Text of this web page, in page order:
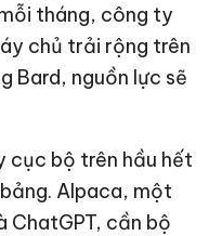
tháng, công ty
chủ trải rộng trên
Bard, nguồn lực sẽ
cục bộ trên hầu hết
Alpaca, một
ChatGPT, cần bộ